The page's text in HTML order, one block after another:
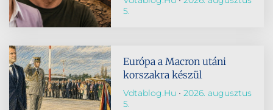
5.
Európa a Macron utáni
korszakra készül
Vdtablog.hu
2026. augusztus
5.